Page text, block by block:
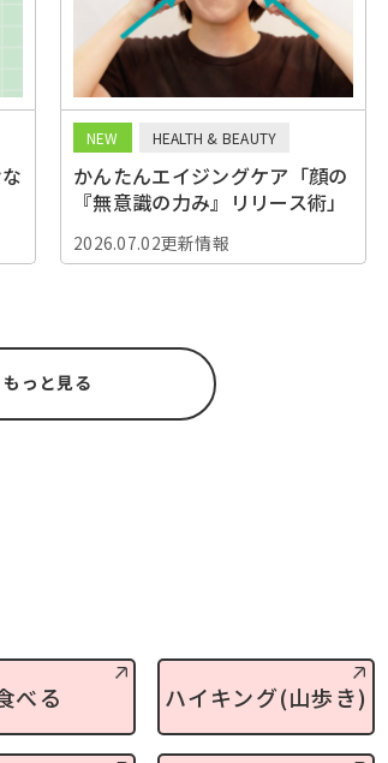
NEW HEALTH & BEAUTY
かんたんエイジングケア「顔の
『無意識の力み』リリース術」
2026.07.02更新情報
もっと見る
べる ハイキング(山歩き)